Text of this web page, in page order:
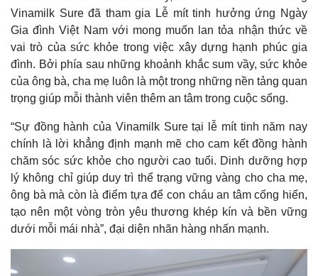
Vinamilk Sure đã tham gia Lễ mít tinh hưởng ứng Ngày
Gia đình Việt Nam với mong muốn lan tỏa nhận thức về
vai trò của sức khỏe trong việc xây dựng hạnh phúc gia
đình. Bởi phía sau những khoảnh khắc sum vầy, sức khỏe
của ông bà, cha mẹ luôn là một trong những nền tảng quan
trọng giúp mỗi thành viên thêm an tâm trong cuộc sống.
“Sự đồng hành của Vinamilk Sure tại lễ mít tinh năm nay
chính là lời khẳng định mạnh mẽ cho cam kết đồng hành
chăm sóc sức khỏe cho người cao tuổi. Dinh dưỡng hợp
lý không chỉ giúp duy trì thể trạng vững vàng cho cha mẹ,
ông bà mà còn là điểm tựa để con cháu an tâm cống hiến,
tạo nên một vòng tròn yêu thương khép kín và bền vững
dưới mỗi mái nhà”, đại diện nhãn hàng nhấn mạnh.